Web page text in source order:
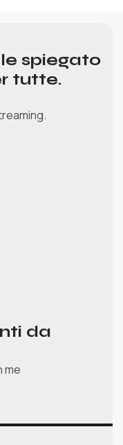
spiegato
tutte.
da
me